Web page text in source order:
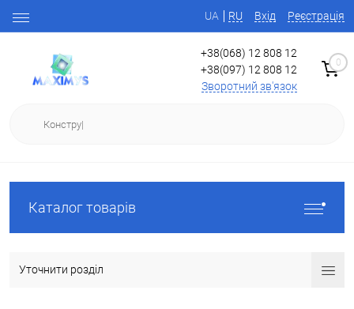
UA RU Вхід Реєстрація
+38(068) 12 808 12
+38(097) 12 808 12
Зворотний зв'язок
0
Каталог товарів
Уточнити розділ